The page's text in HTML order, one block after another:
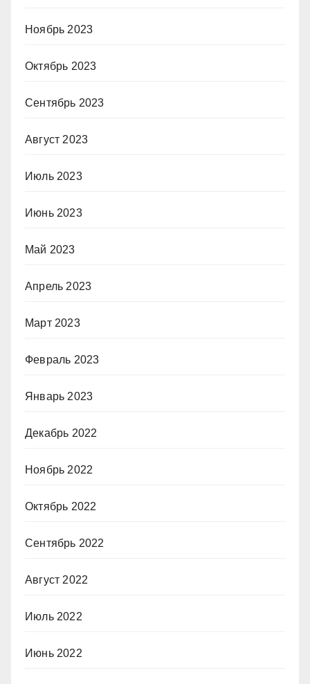
Ноябрь 2023
Октябрь 2023
Сентябрь 2023
Август 2023
Июль 2023
Июнь 2023
Май 2023
Апрель 2023
Март 2023
Февраль 2023
Январь 2023
Декабрь 2022
Ноябрь 2022
Октябрь 2022
Сентябрь 2022
Август 2022
Июль 2022
Июнь 2022